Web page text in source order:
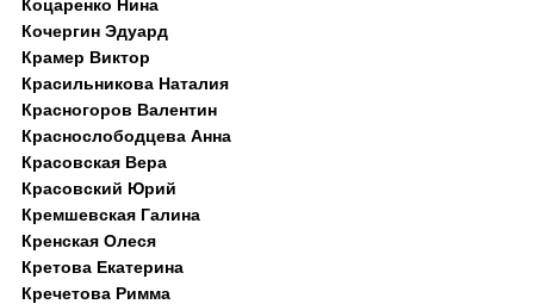
Коцаренко Нина
Кочергин Эдуард
Крамер Виктор
Красильникова Наталия
Красногоров Валентин
Краснослободцева Анна
Красовская Вера
Красовский Юрий
Кремшевская Галина
Кренская Олеся
Кретова Екатерина
Кречетова Римма